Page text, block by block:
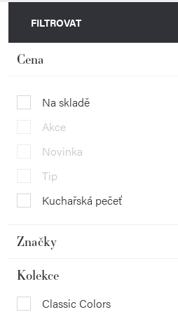
FILTROVAT
Cena
Na skladě
Akce
Novinka
Tip
Kuchařská pečeť
Značky
Kolekce
Classic Colors